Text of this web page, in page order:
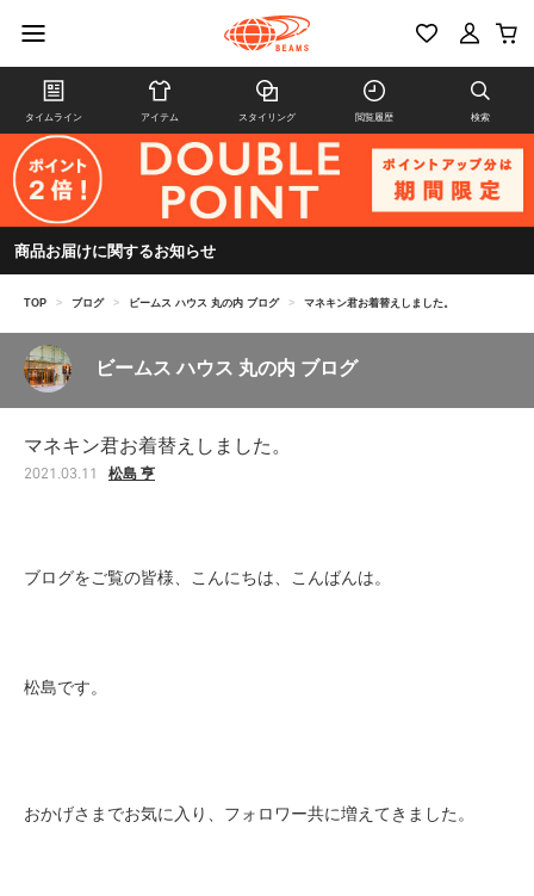
タイムライン アイテム スタイリング 閲覧履歴 検索
商品お届けに関するお知らせ
TOP > ブログ > ビームス ハウス 丸の内 ブログ > マネキン君お着替えしました。
ビームス ハウス 丸の内 ブログ
マネキン君お着替えしました。
2021.03.11 松島 亨
ブログをご覧の皆様、こんにちは、こんばんは。
松島です。
おかげさまでお気に入り、フォロワー共に増えてきました。